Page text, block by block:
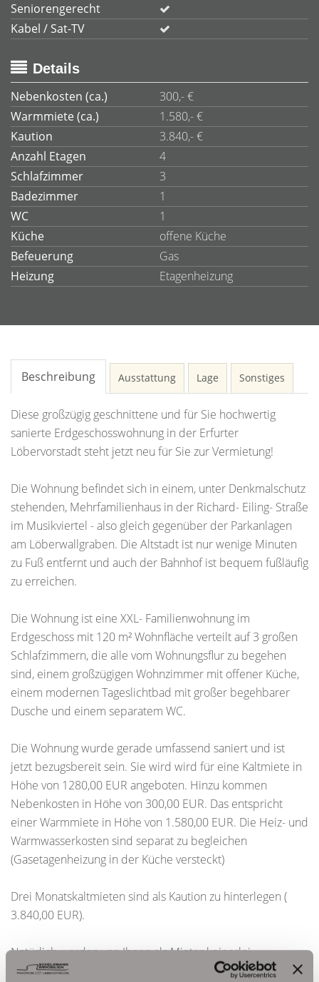
Seniorengerecht
Kabel / Sat-TV
Details
Nebenkosten (ca.)
300,- €
Warmmiete (ca.)
1.580,- €
Kaution
3.840,- €
Anzahl Etagen
4
Schlafzimmer
3
Badezimmer
1
WC
1
Küche
offene Küche
Befeuerung
Gas
Heizung
Etagenheizung
Beschreibung Ausstattung Lage Sonstiges
Diese großzügig geschnittene und für Sie hochwertig
sanierte Erdgeschosswohnung in der Erfurter
Löbervorstadt steht jetzt neu für Sie zur Vermietung!
Die Wohnung befindet sich in einem, unter Denkmalschutz
stehenden, Mehrfamilienhaus in der Richard- Eiling- Straße
im Musikviertel - also gleich gegenüber der Parkanlagen
am Löberwallgraben. Die Altstadt ist nur wenige Minuten
zu Fuß entfernt und auch der Bahnhof ist bequem fußläufig
zu erreichen.
Die Wohnung ist eine XXL- Familienwohnung im
Erdgeschoss mit 120 m² Wohnfläche verteilt auf 3 großen
Schlafzimmern, die alle vom Wohnungsflur zu begehen
sind, einem großzügigen Wohnzimmer mit offener Küche,
einem modernen Tageslichtbad mit großer begehbarer
Dusche und einem separatem WC.
Die Wohnung wurde gerade umfassend saniert und ist
jetzt bezugsbereit sein. Sie wird wird für eine Kaltmiete in
Höhe von 1280,00 EUR angeboten. Hinzu kommen
Nebenkosten in Höhe von 300,00 EUR. Das entspricht
einer Warmmiete in Höhe von 1.580,00 EUR. Die Heiz- und
Warmwasserkosten sind separat zu begleichen
(Gasetagenheizung in der Küche versteckt)
Drei Monatskaltmieten sind als Kaution zu hinterlegen (
3.840,00 EUR).
Natürlich werden von Ihnen als Mieter keinerlei
Provisionszahlungen oder Bearbeitungsgebühren erhoben.